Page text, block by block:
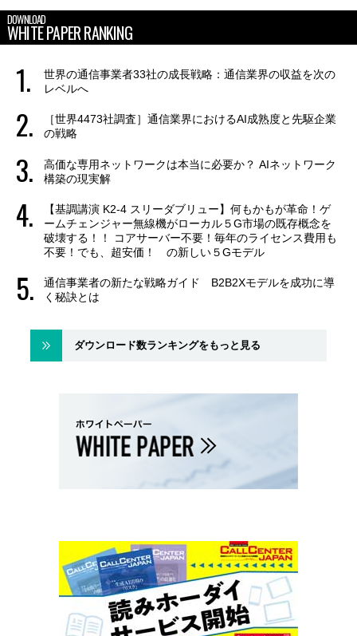
DOWNLOAD
WHITE PAPER RANKING
世界の通信事業者33社の成長戦略：通信業界の収益を次の
レベルへ
［世界4473社調査］通信業界におけるAI成熟度と先駆企業
の戦略
高価な専用ネットワークは本当に必要か？ AIネットワーク
構築の現実解
【基調講演 K2-4 スリーダブリュー】何もかもが革命！ゲ
ームチェンジャー無線機がローカル５G市場の既存概念を
破壊する！！ コアサーバー不要！毎年のライセンス費用も
不要！でも、超安価！ の新しい５Gモデル
通信事業者の新たな戦略ガイド B2B2Xモデルを成功に導
く秘訣とは
ダウンロード数ランキングをもっと見る